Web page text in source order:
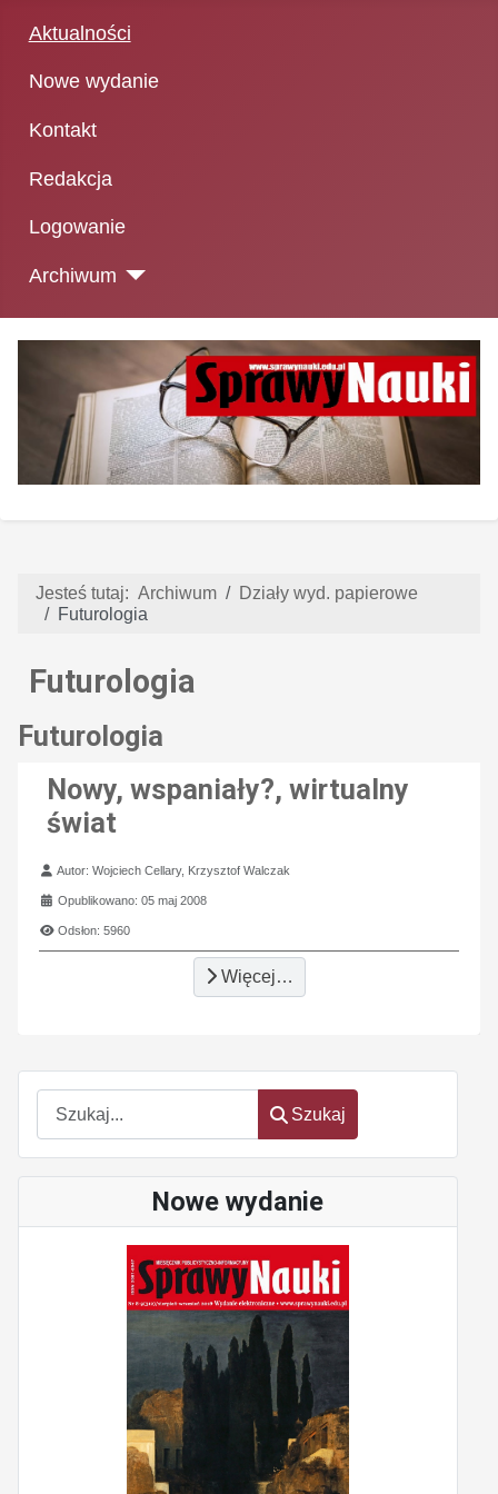
Aktualności
Nowe wydanie
Kontakt
Redakcja
Logowanie
Archiwum
Szukaj
Szukaj
Nowe wydanie
Jesteś tutaj: Archiwum
Działy wyd. papierowe
Futurologia
Futurologia
Futurologia
Nowy, wspaniały?, wirtualny
świat
Szczegóły
Autor:Wojciech Cellary, Krzysztof Walczak
Opublikowano: 05 maj 2008
Odsłon: 5960
Więcej…